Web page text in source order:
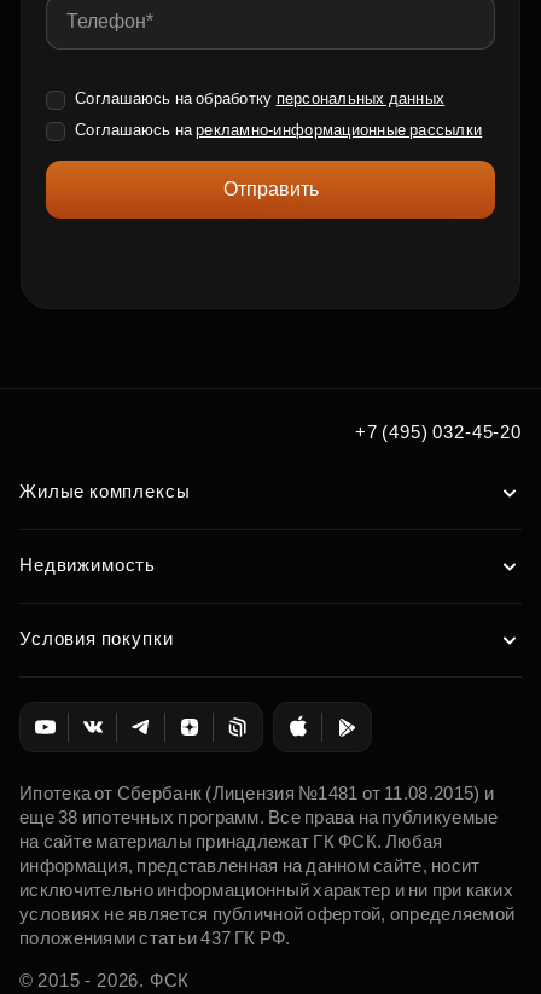
Соглашаюсь на обработку персональных данных
Соглашаюсь нарекламно-информационные рассылки
Отправить
+7 (495) 032-45-20
Жилые комплексы
Недвижимость
Условия покупки
Ипотека от Сбербанк (Лицензия №1481 от 11.08.2015) и
еще 38 ипотечных программ. Все права на публикуемые
на сайте материалы принадлежат ГК ФСК. Любая
информация, представленная на данном сайте, носит
исключительно информационный характер и ни при каких
условиях не является публичной офертой, определяемой
положениями статьи 437 ГК РФ.
© 2015 - 2026. ФСК